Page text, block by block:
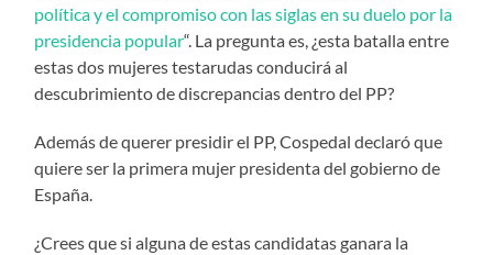
política y el compromiso con las siglas en su duelo por la
presidencia popular“. La pregunta es, ¿esta batalla entre
estas dos mujeres testarudas conducirá al
descubrimiento de discrepancias dentro del PP?
Además de querer presidir el PP, Cospedal declaró que
quiere ser la primera mujer presidenta del gobierno de
España.
¿Crees que si alguna de estas candidatas ganara la